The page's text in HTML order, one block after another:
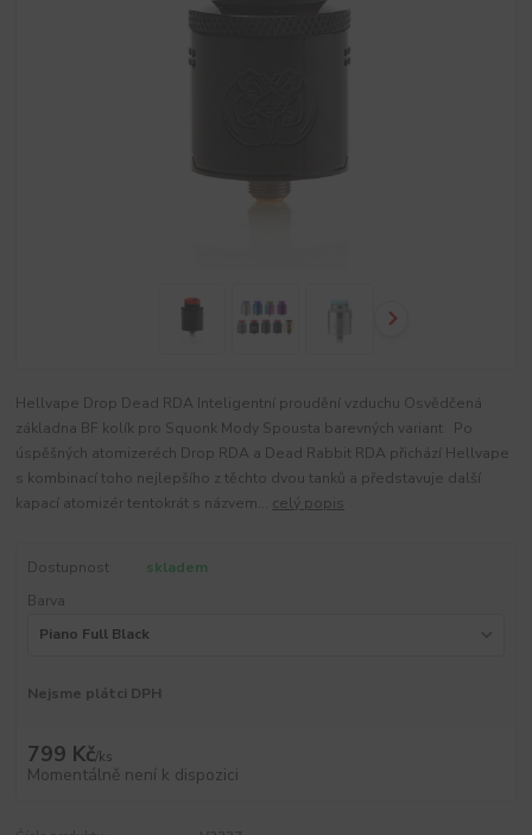
Hellvape Drop Dead RDA Inteligentní proudění vzduchu Osvědčená
základna BF kolík pro Squonk Mody Spousta barevných variant Po
úspěšných atomizeréch Drop RDA a Dead Rabbit RDA přichází Hellvape
s kombinací toho nejlepšího z těchto dvou tanků a představuje další
kapací atomizér tentokrát s názvem... celý popis
Dostupnost
skladem
Barva
Nejsme plátci DPH
799 Kč/ks
Momentálně není k dispozici